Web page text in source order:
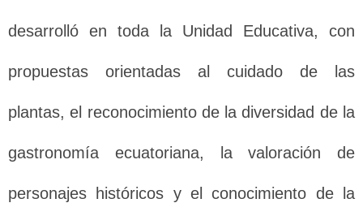
desarrolló en toda la Unidad Educativa, con
propuestas orientadas al cuidado de las
plantas, el reconocimiento de la diversidad de la
gastronomía ecuatoriana, la valoración de
personajes históricos y el conocimiento de la